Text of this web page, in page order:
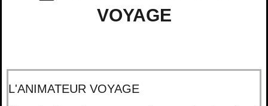
VOYAGE
L'ANIMATEUR VOYAGE